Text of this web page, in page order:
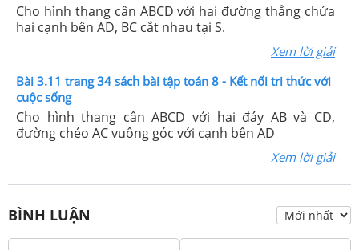
Cho hình thang cân ABCD với hai đường thẳng chứa
hai cạnh bên AD, BC cắt nhau tại S.
Xem lời giải
Bài 3.11 trang 34 sách bài tập toán 8 - Kết nối tri thức với
cuộc sống
Cho hình thang cân ABCD với hai đáy AB và CD,
đường chéo AC vuông góc với cạnh bên AD
Xem lời giải
BÌNH LUẬN